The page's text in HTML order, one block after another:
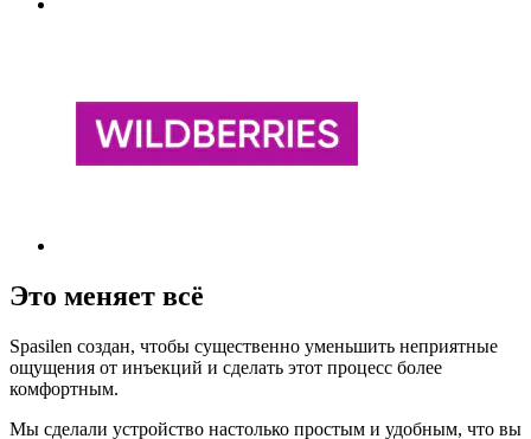
Это меняет всё
Spasilen создан, чтобы существенно уменьшить неприятные
ощущения от инъекций и сделать этот процесс более
комфортным.
Мы сделали устройство настолько простым и удобным, что вы